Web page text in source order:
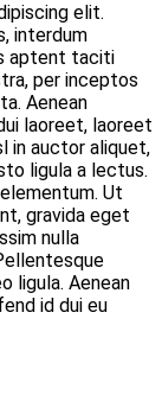
elit.
interdum
aptent taciti
per inceptos
Aenean
laoreet, laoreet
in auctor aliquet,
ligula a lectus.
Ut
gravida eget
nulla
ligula. Aenean
id dui eu